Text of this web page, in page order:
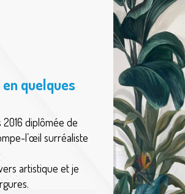
quelques
diplômée de
l’œil surréaliste
artistique et je